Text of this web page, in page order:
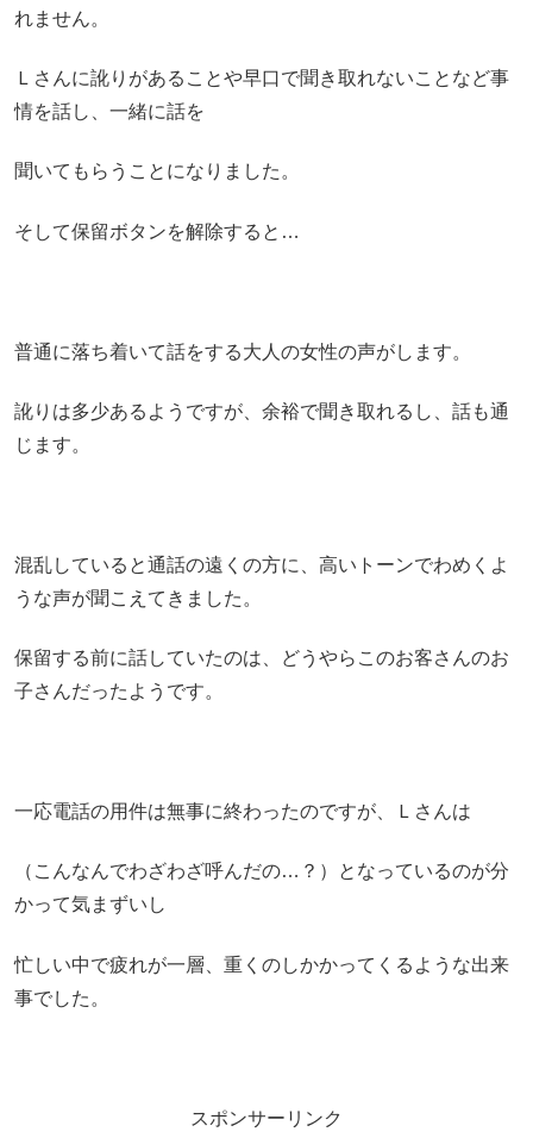
れません。
Ｌさんに訛りがあることや早口で聞き取れないことなど事
情を話し、一緒に話を
聞いてもらうことになりました。
そして保留ボタンを解除すると…
普通に落ち着いて話をする大人の女性の声がします。
訛りは多少あるようですが、余裕で聞き取れるし、話も通
じます。
混乱していると通話の遠くの方に、高いトーンでわめくよ
うな声が聞こえてきました。
保留する前に話していたのは、どうやらこのお客さんのお
子さんだったようです。
一応電話の用件は無事に終わったのですが、Ｌさんは
（こんなんでわざわざ呼んだの…？）となっているのが分
かって気まずいし
忙しい中で疲れが一層、重くのしかかってくるような出来
事でした。
スポンサーリンク